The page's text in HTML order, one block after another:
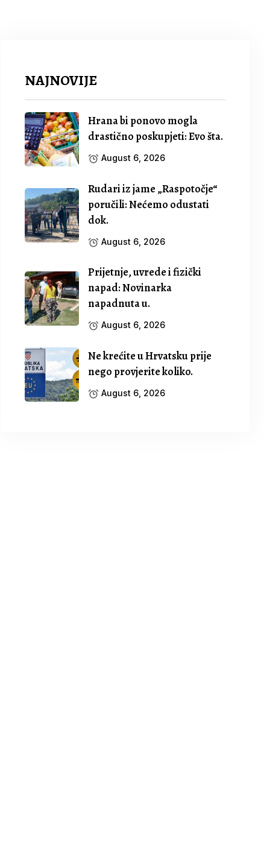
NAJNOVIJE
Hrana bi ponovo mogla
drastično poskupjeti: Evo šta.
August 6, 2026
Rudari iz jame „Raspotočje“
poručili: Nećemo odustati
dok.
August 6, 2026
Prijetnje, uvrede i fizički
napad: Novinarka
napadnuta u.
August 6, 2026
Ne krećite u Hrvatsku prije
nego provjerite koliko.
August 6, 2026